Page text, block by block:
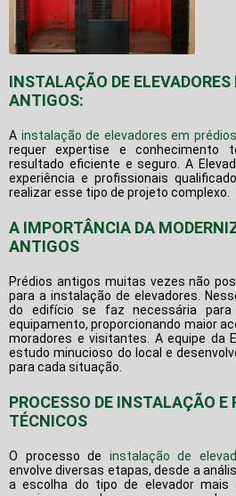
INSTALAÇÃO DE ELEVADORES
ANTIGOS:
A instalação de elevadores em
requer expertise e conhecimento
resultado eficiente e seguro. A
experiência e profissionais
realizar esse tipo de projeto complexo.
A IMPORTÂNCIA DA
ANTIGOS
Prédios antigos muitas vezes não
para a instalação de elevadores.
do edifício se faz necessária para
equipamento, proporcionando maior
moradores e visitantes. A equipe da
estudo minucioso do local e
para cada situação.
PROCESSO DE INSTALAÇÃO E
TÉCNICOS
O processo de instalação de
envolve diversas etapas, desde a
a escolha do tipo de elevador mais